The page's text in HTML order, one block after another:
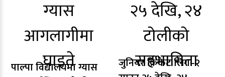
पाल्पा विद्यालयमा ग्यास
जुनियर क्रिकेट लिग–२